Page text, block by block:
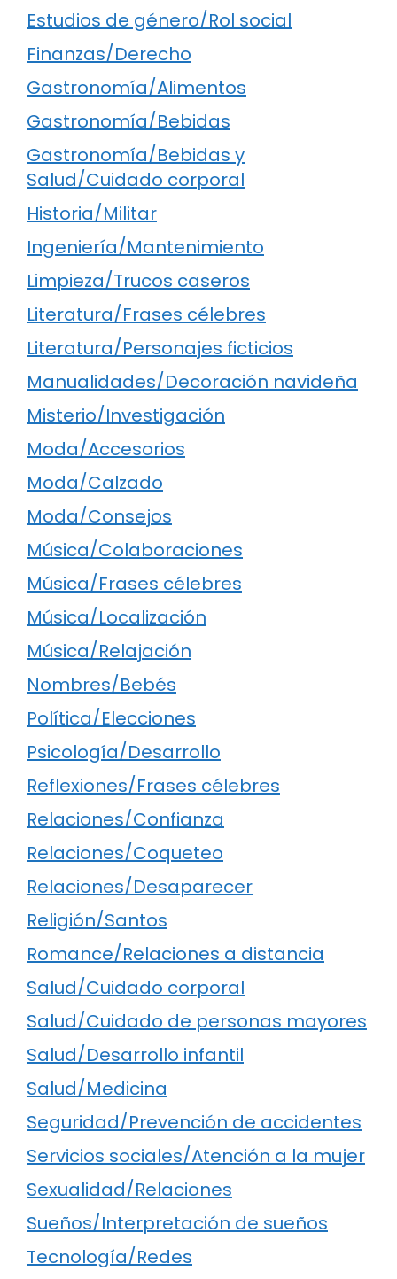
Estudios de género/Rol social
Finanzas/Derecho
Gastronomía/Alimentos
Gastronomía/Bebidas
Gastronomía/Bebidas y
Salud/Cuidado corporal
Historia/Militar
Ingeniería/Mantenimiento
Limpieza/Trucos caseros
Literatura/Frases célebres
Literatura/Personajes ficticios
Manualidades/Decoración navideña
Misterio/Investigación
Moda/Accesorios
Moda/Calzado
Moda/Consejos
Música/Colaboraciones
Música/Frases célebres
Música/Localización
Música/Relajación
Nombres/Bebés
Política/Elecciones
Psicología/Desarrollo
Reflexiones/Frases célebres
Relaciones/Confianza
Relaciones/Coqueteo
Relaciones/Desaparecer
Religión/Santos
Romance/Relaciones a distancia
Salud/Cuidado corporal
Salud/Cuidado de personas mayores
Salud/Desarrollo infantil
Salud/Medicina
Seguridad/Prevención de accidentes
Servicios sociales/Atención a la mujer
Sexualidad/Relaciones
Sueños/Interpretación de sueños
Tecnología/Redes